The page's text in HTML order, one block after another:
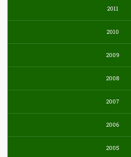
2011
2010
2009
2008
2007
2006
2005